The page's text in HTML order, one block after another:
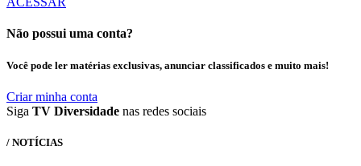
Não possui uma conta?
Você pode ler matérias exclusivas, anunciar classificados e muito mais!
Criar minha conta
Siga TV Diversidade nas redes sociais
/ NOTÍCIAS